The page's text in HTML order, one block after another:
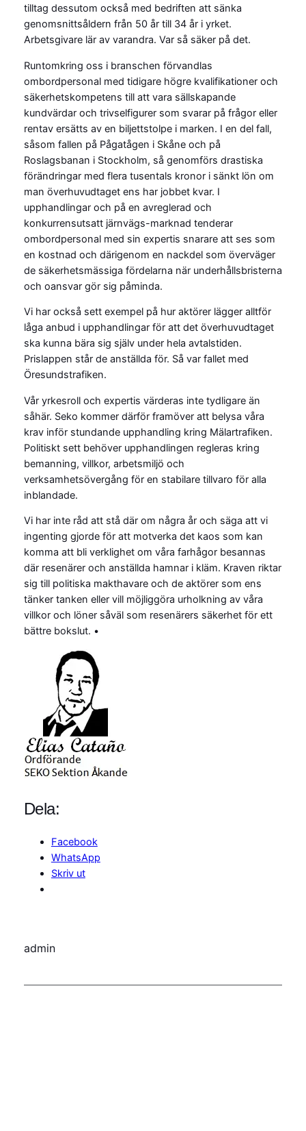
tilltag dessutom också med bedriften att sänka
genomsnittsåldern från 50 år till 34 år i yrket.
Arbetsgivare lär av varandra. Var så säker på det.
Runtomkring oss i branschen förvandlas
ombordpersonal med tidigare högre kvalifikationer och
säkerhetskompetens till att vara sällskapande
kundvärdar och trivselfigurer som svarar på frågor eller
rentav ersätts av en biljettstolpe i marken. I en del fall,
såsom fallen på Pågatågen i Skåne och på
Roslagsbanan i Stockholm, så genomförs drastiska
förändringar med flera tusentals kronor i sänkt lön om
man överhuvudtaget ens har jobbet kvar. I
upphandlingar och på en avreglerad och
konkurrensutsatt järnvägs-marknad tenderar
ombordpersonal med sin expertis snarare att ses som
en kostnad och därigenom en nackdel som överväger
de säkerhetsmässiga fördelarna när underhållsbristerna
och oansvar gör sig påminda.
Vi har också sett exempel på hur aktörer lägger alltför
låga anbud i upphandlingar för att det överhuvudtaget
ska kunna bära sig själv under hela avtalstiden.
Prislappen står de anställda för. Så var fallet med
Öresundstrafiken.
Vår yrkesroll och expertis värderas inte tydligare än
såhär. Seko kommer därför framöver att belysa våra
krav inför stundande upphandling kring Mälartrafiken.
Politiskt sett behöver upphandlingen regleras kring
bemanning, villkor, arbetsmiljö och
verksamhetsövergång för en stabilare tillvaro för alla
inblandade.
Vi har inte råd att stå där om några år och säga att vi
ingenting gjorde för att motverka det kaos som kan
komma att bli verklighet om våra farhågor besannas
där resenärer och anställda hamnar i kläm. Kraven riktar
sig till politiska makthavare och de aktörer som ens
tänker tanken eller vill möjliggöra urholkning av våra
villkor och löner såväl som resenärers säkerhet för ett
bättre bokslut. •
Dela:
Facebook
WhatsApp
Skriv ut
admin